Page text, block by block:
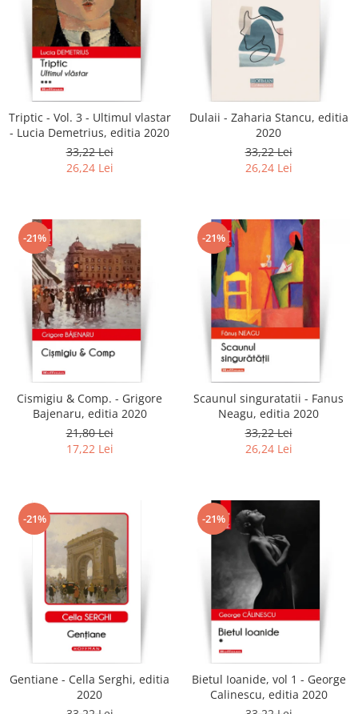
Triptic - Vol. 3 - Ultimul vlastar
- Lucia Demetrius, editia 2020
33,22 Lei
26,24 Lei
Dulaii - Zaharia Stancu, editia
2020
33,22 Lei
26,24 Lei
-21%
Cismigiu & Comp. - Grigore
Bajenaru, editia 2020
21,80 Lei
17,22 Lei
-21%
Scaunul singuratatii - Fanus
Neagu, editia 2020
33,22 Lei
26,24 Lei
-21%
Gentiane - Cella Serghi, editia
2020
-21%
Bietul Ioanide, vol 1 - George
Calinescu, editia 2020